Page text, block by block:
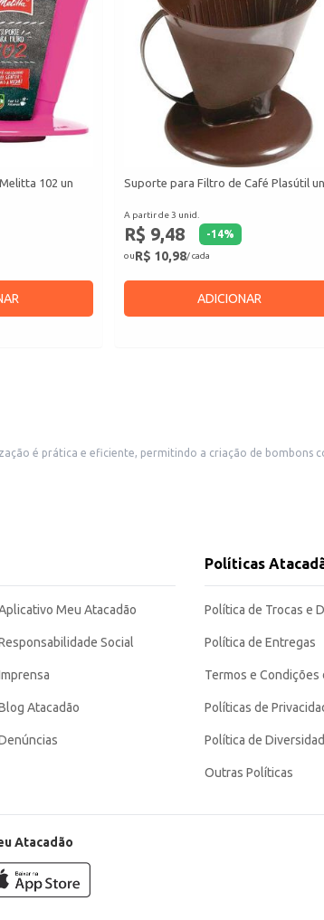
102 un Suporte para Filtro de Café Plasútil un
A partir de 3 unid.
R$ 9,48 -14%
ouR$ 10,98/ cada
ADICIONAR
é prática e eficiente, permitindo a criação de bombons
Meu Atacadão
Social
Atacadão
Políticas
Política de Trocas e
Política de Entregas
Termos e Condições
Políticas de
Política de
Outras Políticas
Atacadão